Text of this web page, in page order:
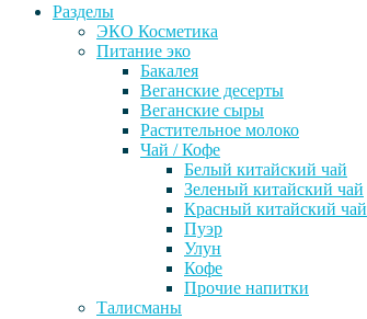
Разделы
ЭКО Косметика
Питание эко
Бакалея
Веганские десерты
Веганские сыры
Растительное молоко
Чай / Кофе
Белый китайский чай
Зеленый китайский чай
Красный китайский чай
Пуэр
Улун
Кофе
Прочие напитки
Талисманы